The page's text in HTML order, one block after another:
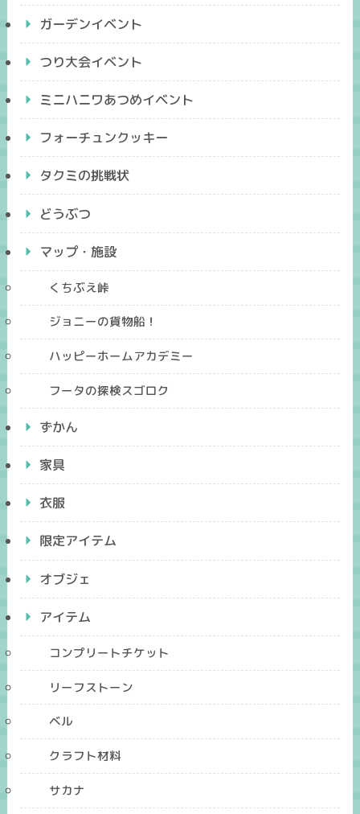
ガーデンイベント
つり大会イベント
ミニハニワあつめイベント
フォーチュンクッキー
タクミの挑戦状
どうぶつ
マップ・施設
くちぶえ峠
ジョニーの貨物船！
ハッピーホームアカデミー
フータの探検スゴロク
ずかん
家具
衣服
限定アイテム
オブジェ
アイテム
コンプリートチケット
リーフストーン
ベル
クラフト材料
サカナ